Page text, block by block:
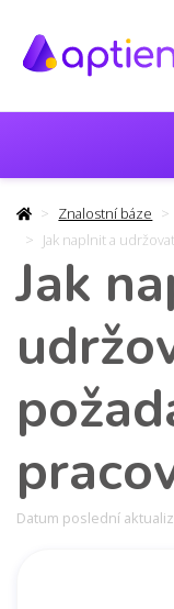
Znalostní báze
Jak naplnit a
Jak
Datum poslední